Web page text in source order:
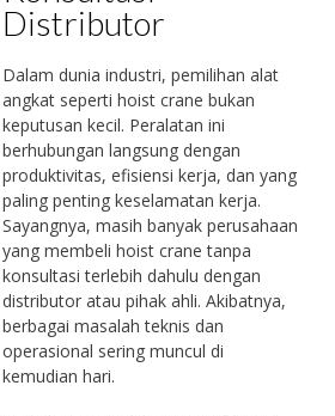
Distributor
Dalam dunia industri, pemilihan alat
angkat seperti hoist crane bukan
keputusan kecil. Peralatan ini
berhubungan langsung dengan
produktivitas, efisiensi kerja, dan yang
paling penting keselamatan kerja.
Sayangnya, masih banyak perusahaan
yang membeli hoist crane tanpa
konsultasi terlebih dahulu dengan
distributor atau pihak ahli. Akibatnya,
berbagai masalah teknis dan
operasional sering muncul di
kemudian hari.